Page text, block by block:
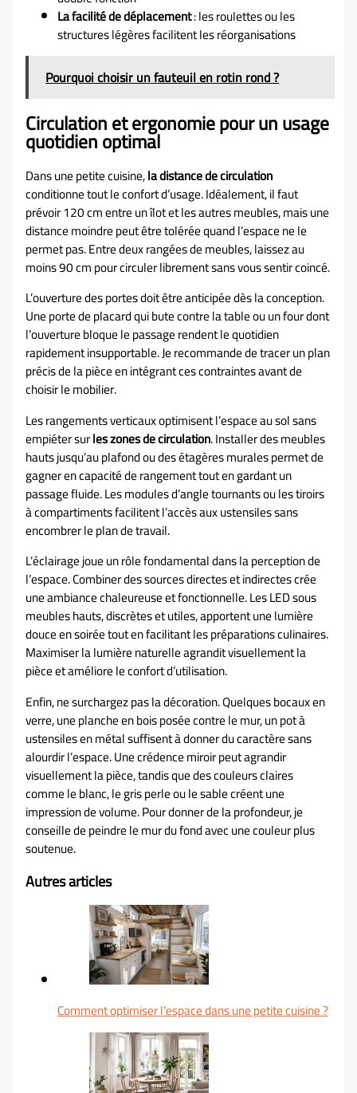
La facilité de déplacement: les roulettes ou les
structures légères facilitent les réorganisations
Pourquoi choisir un fauteuil en rotin rond ?
Circulation et ergonomie pour un usage
quotidien optimal
Dans une petite cuisine,la distance de circulation
conditionne tout le confort d’usage. Idéalement, il faut
prévoir 120 cm entre un îlot et les autres meubles, mais une
distance moindre peut être tolérée quand l’espace ne le
permet pas. Entre deux rangées de meubles, laissez au
moins 90 cm pour circuler librement sans vous sentir coincé.
L’ouverture des portes doit être anticipée dès la conception.
Une porte de placard qui bute contre la table ou un four dont
l’ouverture bloque le passage rendent le quotidien
rapidement insupportable. Je recommande de tracer un plan
précis de la pièce en intégrant ces contraintes avant de
choisir le mobilier.
Les rangements verticaux optimisent l’espace au sol sans
empiéter surles zones de circulation. Installer des meubles
hauts jusqu’au plafond ou des étagères murales permet de
gagner en capacité de rangement tout en gardant un
passage fluide. Les modules d’angle tournants ou les tiroirs
à compartiments facilitent l’accès aux ustensiles sans
encombrer le plan de travail.
L’éclairage joue un rôle fondamental dans la perception de
l’espace. Combiner des sources directes et indirectes crée
une ambiance chaleureuse et fonctionnelle. Les LED sous
meubles hauts, discrètes et utiles, apportent une lumière
douce en soirée tout en facilitant les préparations culinaires.
Maximiser la lumière naturelle agrandit visuellement la
pièce et améliore le confort d’utilisation.
Enfin, ne surchargez pas la décoration. Quelques bocaux en
verre, une planche en bois posée contre le mur, un pot à
ustensiles en métal suffisent à donner du caractère sans
alourdir l’espace. Une crédence miroir peut agrandir
visuellement la pièce, tandis que des couleurs claires
comme le blanc, le gris perle ou le sable créent une
impression de volume. Pour donner de la profondeur, je
conseille de peindre le mur du fond avec une couleur plus
soutenue.
Autres articles
Comment optimiser l'espace dans une petite cuisine ?